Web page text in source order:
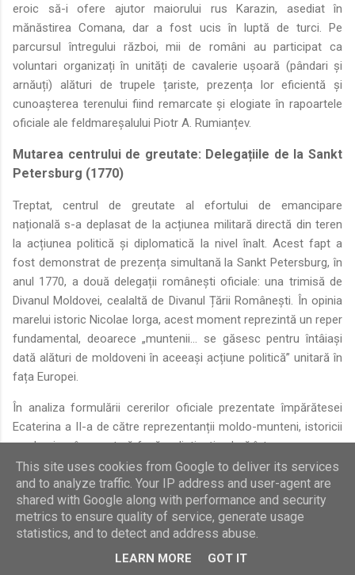
eroic să-i ofere ajutor maiorului rus Karazin, asediat în
mănăstirea Comana, dar a fost ucis în luptă de turci. Pe
parcursul întregului război, mii de români au participat ca
voluntari organizați în unități de cavalerie ușoară (pândari și
arnăuți) alături de trupele țariste, prezența lor eficientă și
cunoașterea terenului fiind remarcate și elogiate în rapoartele
oficiale ale feldmareșalului Piotr A. Rumianțev.
Mutarea centrului de greutate: Delegațiile de la Sankt
Petersburg (1770)
Treptat, centrul de greutate al efortului de emancipare
națională s-a deplasat de la acțiunea militară directă din teren
la acțiunea politică și diplomatică la nivel înalt. Acest fapt a
fost demonstrat de prezența simultană la Sankt Petersburg, în
anul 1770, a două delegații românești oficiale: una trimisă de
Divanul Moldovei, cealaltă de Divanul Țării Românești. În opinia
marelui istoric Nicolae Iorga, acest moment reprezintă un reper
fundamental, deoarece „muntenii... se găsesc pentru întâiași
dată alături de moldoveni în aceeași acțiune politică” unitară în
fața Europei.
În analiza formulării cererilor oficiale prezentate împărătesei
Ecaterina a II-a de către reprezentanții moldo-munteni, istoricii
moderni au încercat să facă o distincție clară între ceea ce era
sugerat sau chiar direct impus de autoritățile ruse de ocupație
și ceea ce constituia revendicarea autentică, organică, a elitei
politice din cele două Principate. Din memoriile ulterioare ale
prințului Adam Czartoryski se știe clar că Ecaterina a II-a
practica o regie diplomatică cinică; de pildă, după împărțirea
Poloniei, ea ceruse ca o delegație din teritoriile poloneze
This site uses cookies from Google to deliver its services
and to analyze traffic. Your IP address and user-agent are
shared with Google along with performance and security
metrics to ensure quality of service, generate usage
statistics, and to detect and address abuse.
LEARN MORE GOT IT